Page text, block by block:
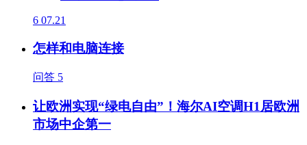
6 07.21
怎样和电脑连接
问答 5
让欧洲实现“绿电自由”！海尔AI空调H1居欧洲
市场中企第一